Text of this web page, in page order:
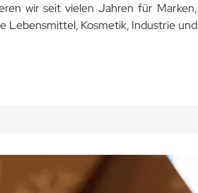
wir seit vielen Jahren für Marken,
Lebensmittel, Kosmetik, Industrie und